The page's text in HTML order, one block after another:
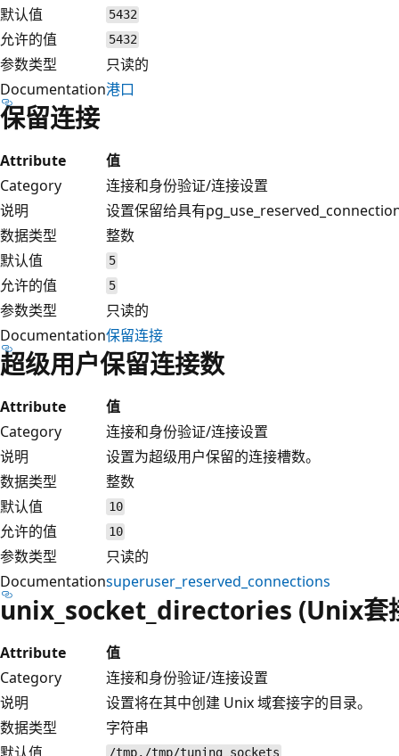
默认值
5432
允许的值 5432
参数类型
只读的
Documentation港口
保留连接
Attribute
值
Category
连接和身份验证/连接设置
说明
设置保留给具有
数据类型
整数
默认值
5
允许的值 5
参数类型
只读的
Documentation保留连接
超级用户保留连接数
Attribute
值
Category
连接和身份验证/连接设置
说明
设置为超级用户保留的连接槽数。
数据类型
整数
默认值
10
允许的值 10
参数类型
只读的
Documentationsuperuser_reserved_connections
unix_socket_directories (Unix套
Attribute
值
Category
连接和身份验证/连接设置
说明
设置将在其中创建 Unix 域套接字的目录。
数据类型
字符串
默认值
/tmp,/tmp/tuning_sockets